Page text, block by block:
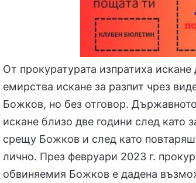
От прокуратурата изпратиха
емирства искане за разпит чрез
Божков, но без отговор.
искане близо две години след като
срещу Божков и след като
лично. През февруари 2023 г.
обвиняемия Божков е дадена